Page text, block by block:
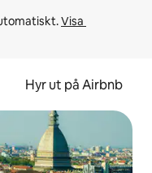
Visa
Hyr ut på Airbnb